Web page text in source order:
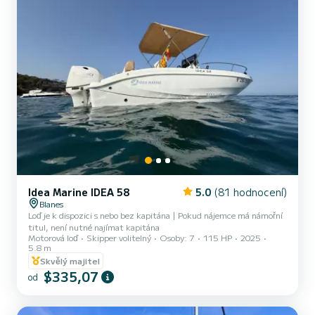
Idea Marine IDEA 58 5.0 (81 hodnocení)
Blanes
Loď je k dispozici s nebo bez kapitána | Pokud nájemce má námořní
titul, není nutné najímat kapitána
Motorová loď
Skipper volitelný Osoby: 7 115 HP
2025
5.8 m
Skvělý majitel
od $335,07